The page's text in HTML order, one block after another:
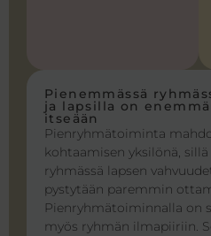
Pienemmässä
ja lapsilla on
itseään
Pienryhmätoiminta
kohtaamisen yksilönä,
ryhmässä lapsen
pystytään paremmin
Pienryhmätoiminnalla on
myös ryhmän ilmapiiriin.